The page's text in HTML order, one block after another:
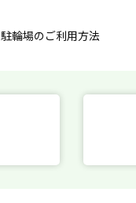
駐輪場のご利用方法